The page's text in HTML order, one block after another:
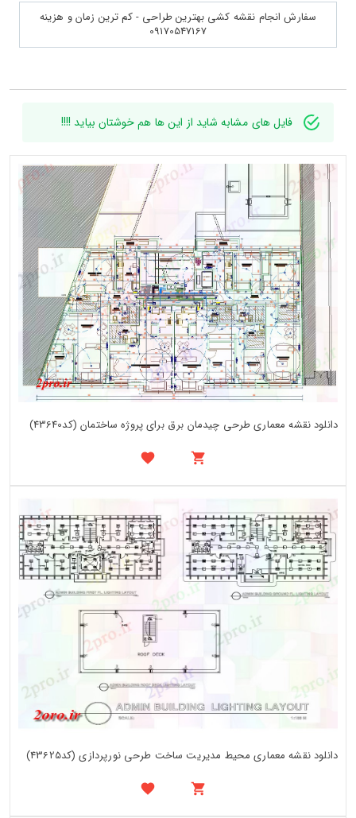
سفارش انجام نقشه کشی بهترین طراحی - کم ترین زمان و هزینه
09170547167
فایل های مشابه شاید از این ها هم خوشتان بیاید !!!!
دانلود نقشه معماری طرحی چیدمان برق برای پروژه ساختمان (کد43640)
دانلود نقشه معماری محیط مدیریت ساخت طرحی نورپردازی (کد43625)